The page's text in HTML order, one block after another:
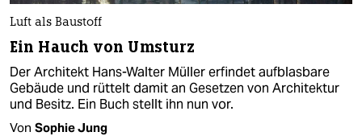
Luft als Baustoff
Ein Hauch von Umsturz
Der Architekt Hans-Walter Müller erfindet aufblasbare
Gebäude und rüttelt damit an Gesetzen von Architektur
und Besitz. Ein Buch stellt ihn nun vor.
Von Sophie Jung